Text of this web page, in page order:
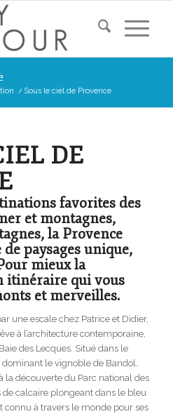
/ Sous le ciel de Provence
DE
favorites des
et montagnes,
la Provence
paysages unique,
mieux la
itinéraire qui vous
et merveilles.
une escale chez Patrice et Didier,
à l’architecture contemporaine,
des Lecques. Situé dans le
dominant le vignoble de Bandol,
la découverte du Parc national des
de calcaire plongeant dans le bleu
connu à travers le monde pour ses